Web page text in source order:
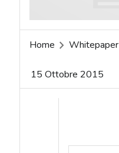
Home Whitepaper
15 Ottobre 2015